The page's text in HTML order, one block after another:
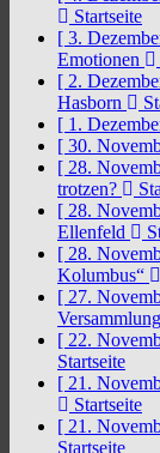
Startseite
[ 3.
Emotionen
[ 2.
Hasborn
[ 1.
[ 30.
[ 28.
trotzen?
[ 28.
Ellenfeld
[ 28.
Kolumbus“
[ 27.
[ 22.
Startseite
[ 21.
Startseite
[ 21.
Startseite